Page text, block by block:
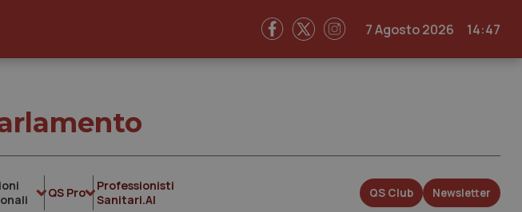
7 Agosto 2026 14:47
QS Pro
Professionisti
Sanitari.AI
QS Club Newsletter